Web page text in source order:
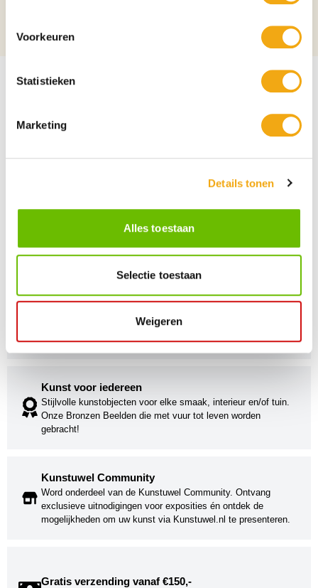
Voorkeuren
Statistieken
Marketing
Details tonen
Alles toestaan
Selectie toestaan
Weigeren
Persoonlijke klantenservice
Maandag t/m vrijdag van 09.00 tot 16.00 staat onze
Kunst voor iedereen
Stijlvolle kunstobjecten voor elke smaak, interieur en/of tuin.
Onze Bronzen Beelden die met vuur tot leven worden
gebracht!
Kunstuwel Community
Word onderdeel van de Kunstuwel Community. Ontvang
exclusieve uitnodigingen voor exposities én ontdek de
mogelijkheden om uw kunst via Kunstuwel.nl te presenteren.
Gratis verzending vanaf €150,-